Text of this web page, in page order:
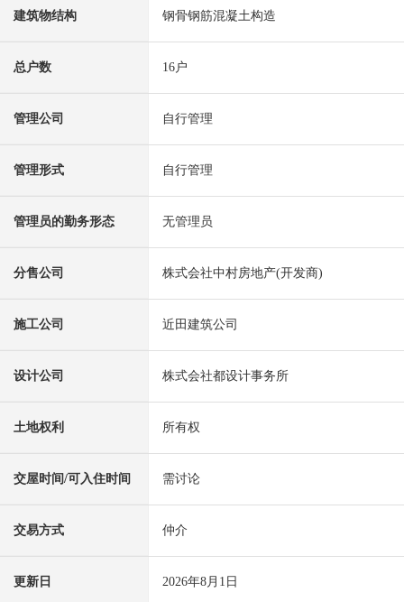
建筑物结构 钢骨钢筋混凝土构造
总户数 16户
管理公司 自行管理
管理形式 自行管理
管理员的勤务形态 无管理员
分售公司 株式会社中村房地产(开发商)
施工公司 近田建筑公司
设计公司 株式会社都设计事务所
土地权利 所有权
交屋时间/可入住时间 需讨论
交易方式 仲介
更新日 2026年8月1日